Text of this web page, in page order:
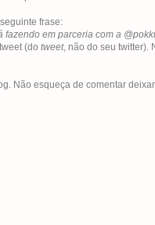
frase:
em parceria com a
(do tweet, não do seu twitter).
Não esqueça de comentar